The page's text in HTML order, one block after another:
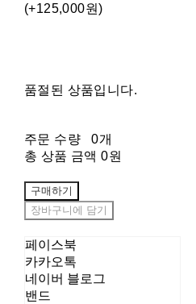
(+125,000원)
품절된 상품입니다.
주문 수량
0개
총 상품 금액 0원
구매하기
장바구니에 담기
페이스북
카카오톡
네이버 블로그
밴드